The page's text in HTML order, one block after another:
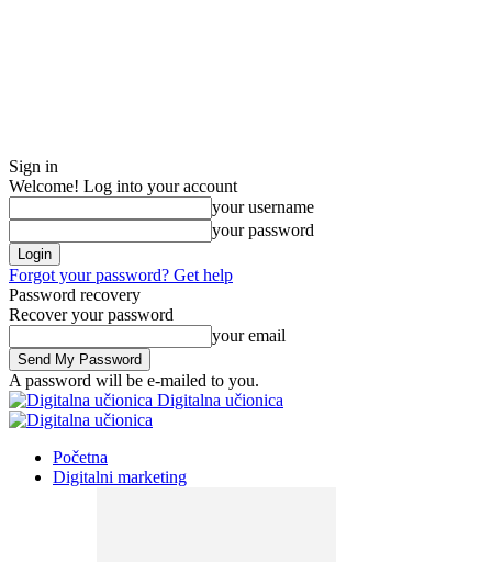
Sign in
Welcome! Log into your account
your username
your password
Forgot your password? Get help
Password recovery
Recover your password
your email
A password will be e-mailed to you.
Digitalna učionica
Početna
Digitalni marketing